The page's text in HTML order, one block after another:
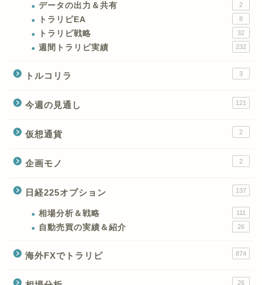
データの出力＆共有 2
トラリピEA 8
トラリピ戦略 32
週間トラリピ実績 232
トルコリラ 3
今週の見通し 121
仮想通貨 2
企画モノ 2
日経225オプション 137
相場分析＆戦略 111
自動売買の実績＆紹介 26
海外FXでトラリピ 874
26